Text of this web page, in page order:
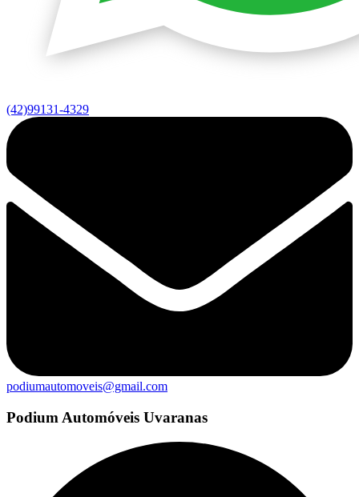
(42)99131-4329
podiumautomoveis@gmail.com
Podium Automóveis Uvaranas